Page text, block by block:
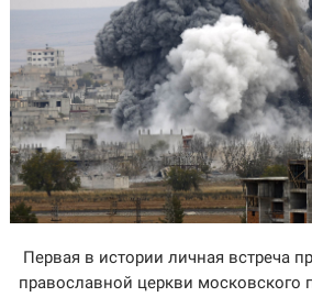
Первая в истории личная встреча
православной церкви московского